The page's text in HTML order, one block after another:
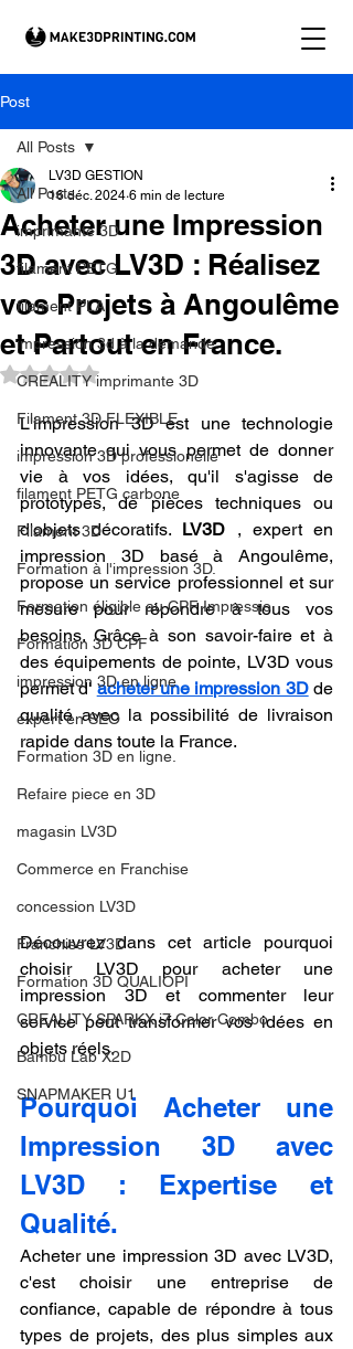
Post
All Posts
imprimante 3D
filament PETG
filament PLA
impression 3d à la demande.
CREALITY imprimante 3D
Filament 3D FLEXIBLE
impression 3D professionelle
filament PETG carbone
Filament 3D
Formation à l'impression 3D.
Formation éligible au CPF Impressio
Formation 3D CPF
impression 3D en ligne
expert en SEO
Formation 3D en ligne.
Refaire piece en 3D
magasin LV3D
Commerce en Franchise
concession LV3D
Franchise LV3D
Formation 3D QUALIOPI
CREALITY SPARKX i7 Color Combo
Bambu Lab X2D
SNAPMAKER U1
All Posts
Acheter une Impression
3D avec LV3D : Réalisez
vos Projets à Angoulême
et Partout en France.
LV3D GESTION
16 déc. 2024 6 min de lecture
Noté NaN étoiles sur 5.
L'impression 3D est une technologie
innovante qui vous permet de donner
vie à vos idées, qu'il s'agisse de
prototypes, de pièces techniques ou
d'objets décoratifs. LV3D , expert en
impression 3D basé à Angoulême,
propose un service professionnel et sur
mesure pour répondre à tous vos
besoins. Grâce à son savoir-faire et à
des équipements de pointe, LV3D vous
permet d' acheter une impression 3D de
qualité avec la possibilité de livraison
rapide dans toute la France.
Découvrez dans cet article pourquoi
choisir LV3D pour acheter une
impression 3D et commenter leur
service peut transformer vos idées en
objets réels.
Pourquoi Acheter une
Impression 3D avec
LV3D : Expertise et
Qualité.
Acheter une impression 3D avec LV3D,
c'est choisir une entreprise de
confiance, capable de répondre à tous
types de projets, des plus simples aux